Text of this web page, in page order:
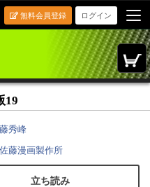
ログイン
無料会員登録
19
秀峰
佐藤漫画製作所
立ち読み